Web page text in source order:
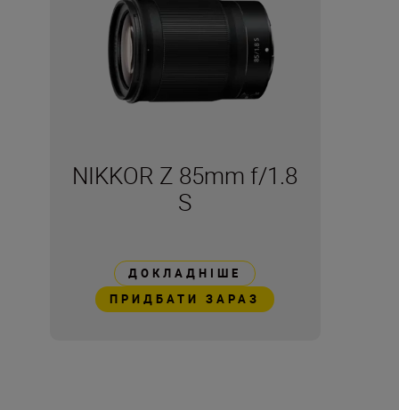
NIKKOR Z 85mm f/1.8
S
ДОКЛАДНІШЕ
ПРИДБАТИ ЗАРАЗ